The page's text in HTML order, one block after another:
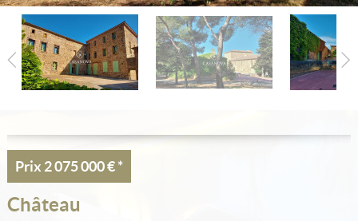
Créer une alerte
Ma sélection
Contact
Prix 2 075 000 €*
Château